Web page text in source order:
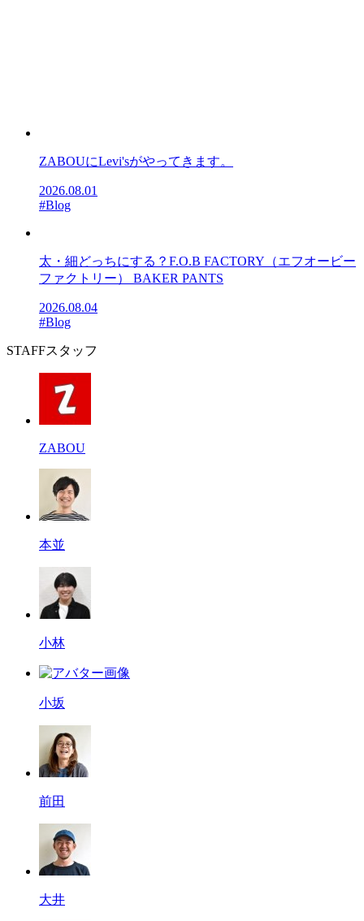
ZABOUにLevi'sがやってきます。
2026.08.01
#Blog
太・細どっちにする？F.O.B FACTORY（エフオービー
ファクトリー） BAKER PANTS
2026.08.04
#Blog
STAFFスタッフ
ZABOU
本並
小林
小坂
前田
大井